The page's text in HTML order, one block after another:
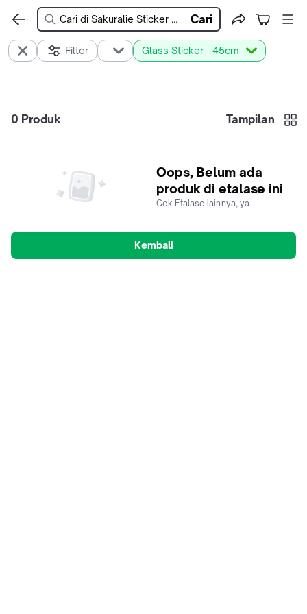
Cari
Filter Glass Sticker - 45cm
0 Produk Tampilan
Oops, Belum ada
produk di etalase ini
Cek Etalase lainnya, ya
Kembali